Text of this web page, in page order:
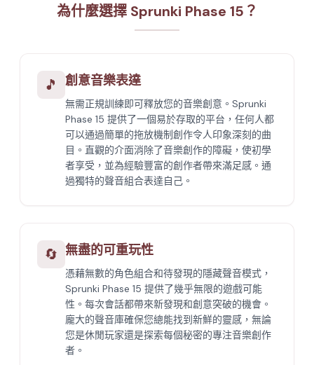
為什麼選擇 Sprunki Phase 15？
🎵 創意音樂表達
無需正規訓練即可釋放您的音樂創意。Sprunki
Phase 15 提供了一個易於存取的平台，任何人都
可以通過簡單的拖放機制創作令人印象深刻的曲
目。直觀的介面消除了音樂創作的障礙，使初學
者享受，並為經驗豐富的創作者帶來滿足感。通
過獨特的聲音組合表達自己。
🔄 無盡的可重玩性
憑藉無數的角色組合和待發現的隱藏聲音模式，
Sprunki Phase 15 提供了幾乎無限的遊戲可能
性。每次會話都帶來新發現和創意突破的機會。
龐大的聲音庫確保您總能找到新鮮的靈感，無論
您是休閒玩家還是探索每個秘密的專注音樂創作
者。